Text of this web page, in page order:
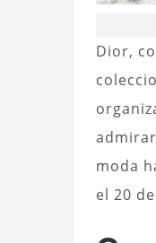
Dior,
moda
el 20